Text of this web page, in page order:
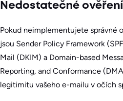
Nedostatečné
Pokud neimplementujete správné
jsou Sender Policy Framework
Mail (DKIM) a Domain-based
Reporting, and Conformance
legitimitu vašeho e-mailu v očích